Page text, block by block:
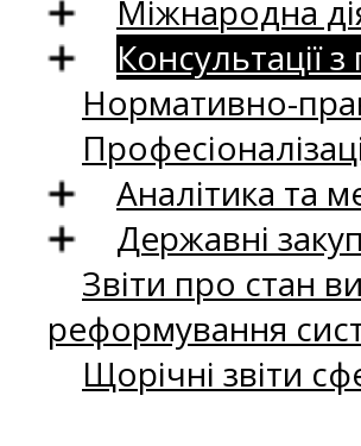
Міжнародна
Консультації
Нормативно-
Аналітика та
Державні
Звіти про стан
реформування
Щорічні звіти